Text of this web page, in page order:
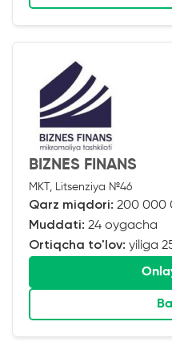
BIZNES FINANS
MKT, Litsenziya №46
Qarz miqdori: 200 000
Muddati: 24 oygacha
Ortiqcha to'lov: yiliga